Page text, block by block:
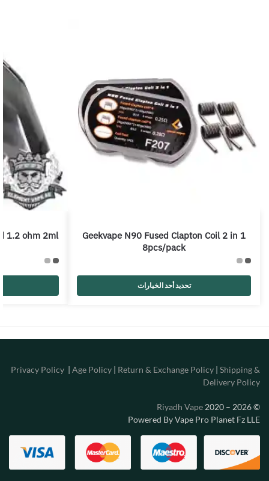
Geekvape N90 Fused Clapton Coil 2 in 1
8pcs/pack
تحديد أحد الخيارات
1.2 ohm 2ml
Privacy Policy | Age Policy | Return & Exchange Policy | Shipping &
Delivery Policy
©
Riyadh Vape 2020 – 2026
Powered By Vape Pro Planet Fz LLE